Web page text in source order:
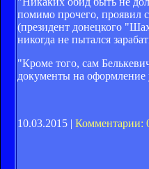
помимо прочего, проявил
(президент донецкого
никогда не пытался
"Кроме того, сам
документы на оформление
10.03.2015 | Комментарии: